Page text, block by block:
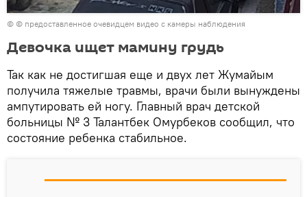
© © предоставленное очевидцем видео с камеры наблюдения
Девочка ищет мамину грудь
Так как не достигшая еще и двух лет Жумайым
получила тяжелые травмы, врачи были вынуждены
ампутировать ей ногу. Главный врач детской
больницы № 3 Талантбек Омурбеков сообщил, что
состояние ребенка стабильное.